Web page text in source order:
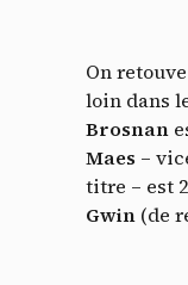
On
loin dans
Brosnan
Maes –
titre – est
Gwin (de